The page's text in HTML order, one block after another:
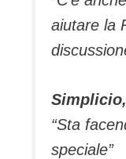
aiutare la
“Sta
speciale”